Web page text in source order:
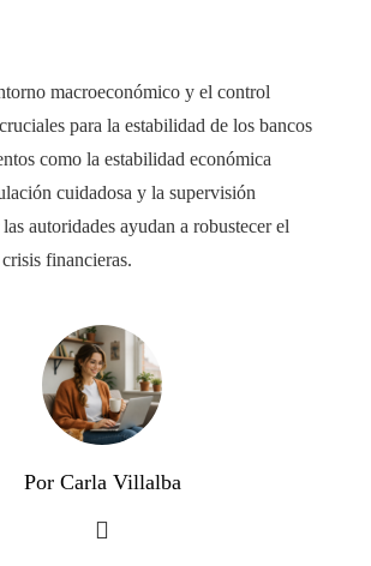
macroeconómico y el control
para la estabilidad de los bancos
como la estabilidad económica
cuidadosa y la supervisión
autoridades ayudan a robustecer el
financieras.
Por Carla Villalba